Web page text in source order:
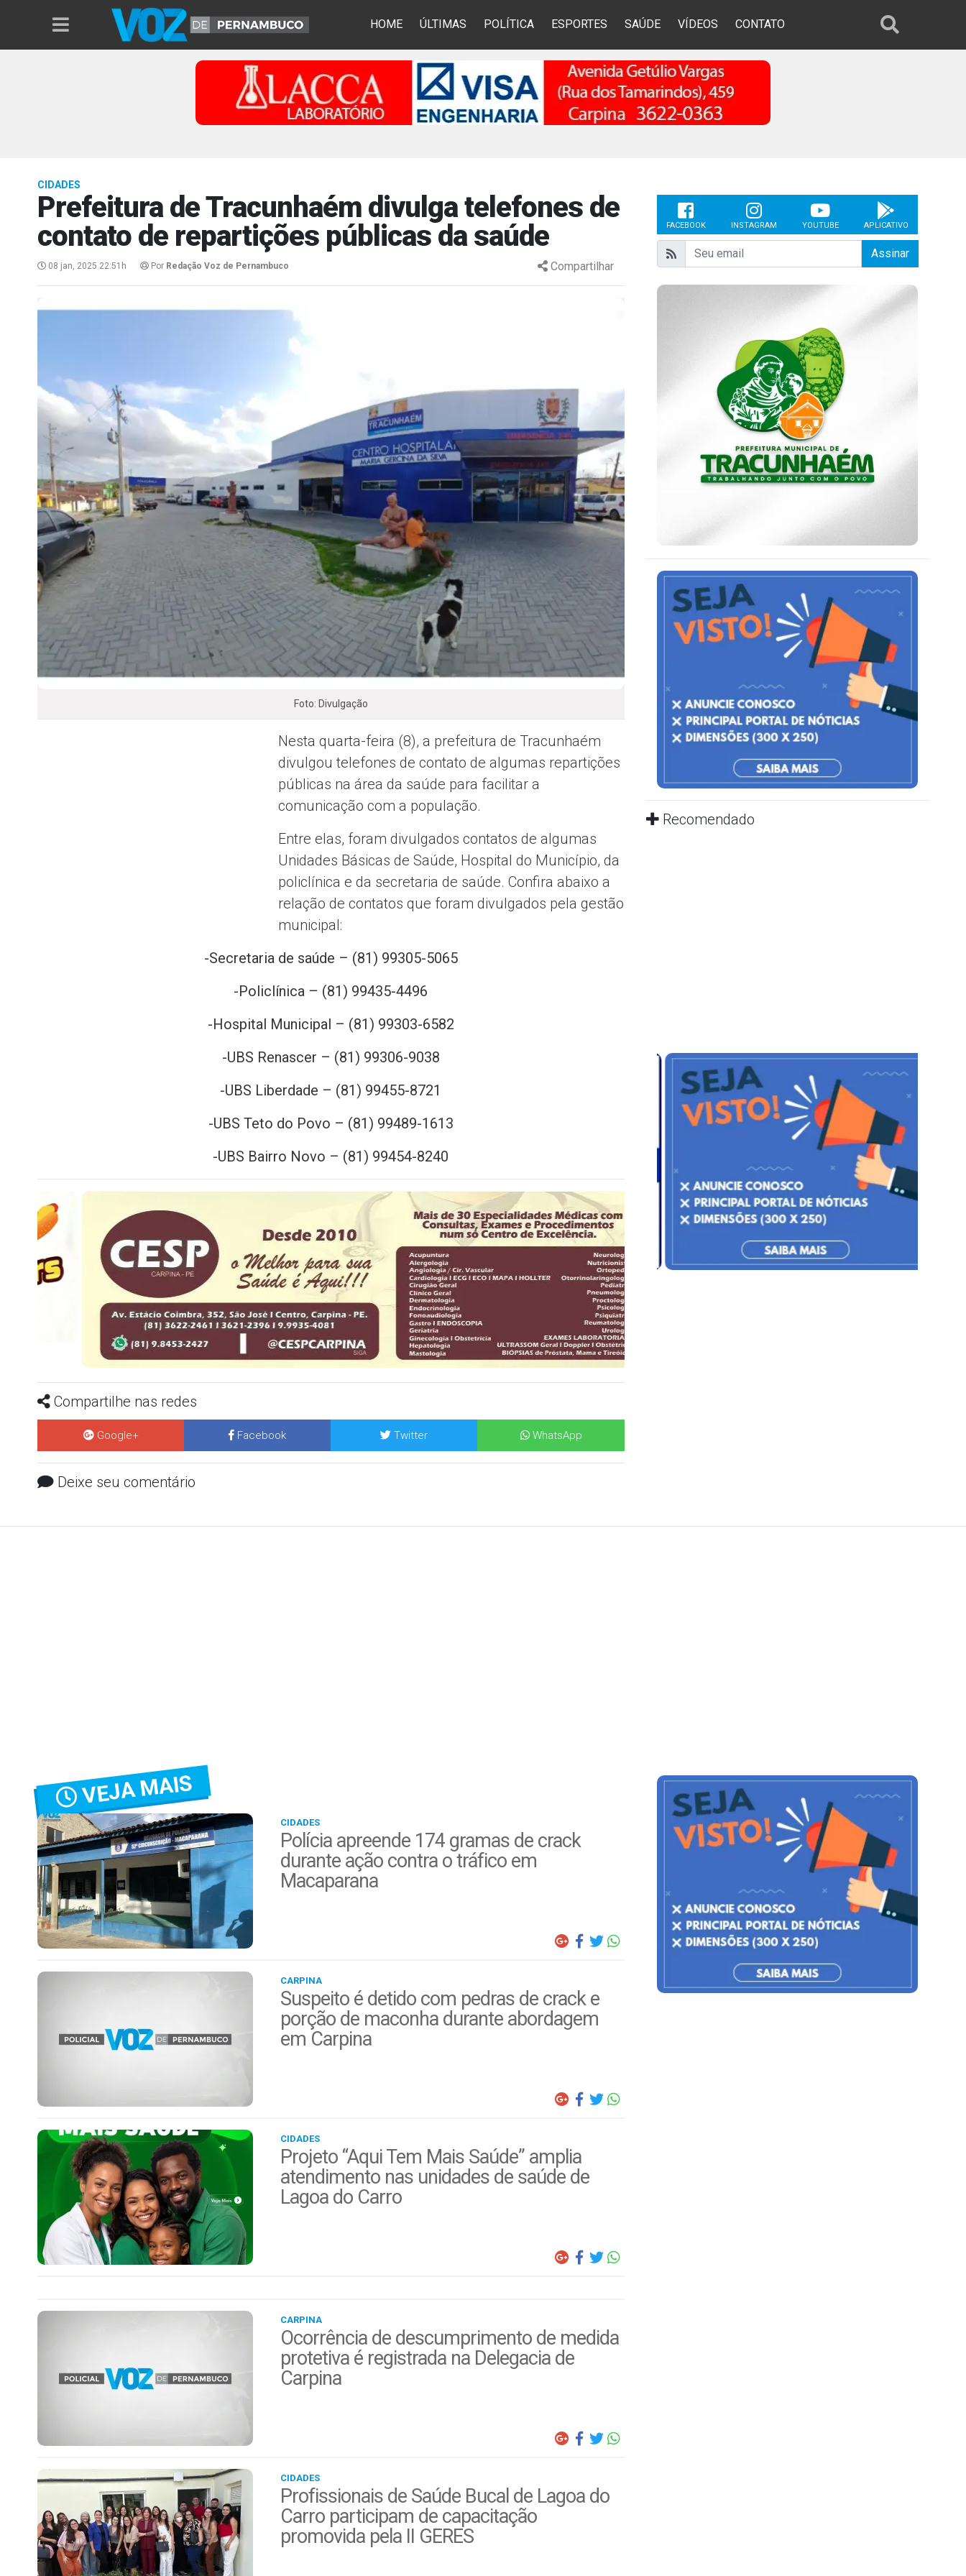
HOME ÚLTIMAS POLÍTICA ESPORTES SAÚDE VÍDEOS CONTATO
CIDADES
Prefeitura de Tracunhaém divulga telefones de
contato de repartições públicas da saúde
08 jan, 2025 22:51h Por Redação Voz de Pernambuco Compartilhar
Foto: Divulgação
Nesta quarta-feira (8), a prefeitura de Tracunhaém
divulgou telefones de contato de algumas repartições
públicas na área da saúde para facilitar a
comunicação com a população.
Entre elas, foram divulgados contatos de algumas
Unidades Básicas de Saúde, Hospital do Município, da
policlínica e da secretaria de saúde. Confira abaixo a
relação de contatos que foram divulgados pela gestão
municipal:
-Secretaria de saúde – (81) 99305-5065
-Policlínica – (81) 99435-4496
-Hospital Municipal – (81) 99303-6582
-UBS Renascer – (81) 99306-9038
-UBS Liberdade – (81) 99455-8721
-UBS Teto do Povo – (81) 99489-1613
-UBS Bairro Novo – (81) 99454-8240
Compartilhe nas redes
Google+ Facebook Twitter WhatsApp
Deixe seu comentário
FACEBOOK INSTAGRAM YOUTUBE APLICATIVO
Assinar
Recomendado
VEJA MAIS
CIDADES
Polícia apreende 174 gramas de crack
durante ação contra o tráfico em
Macaparana
CARPINA
Suspeito é detido com pedras de crack e
porção de maconha durante abordagem
em Carpina
CIDADES
Projeto “Aqui Tem Mais Saúde” amplia
atendimento nas unidades de saúde de
Lagoa do Carro
CARPINA
Ocorrência de descumprimento de medida
protetiva é registrada na Delegacia de
Carpina
CIDADES
Profissionais de Saúde Bucal de Lagoa do
Carro participam de capacitação
promovida pela II GERES